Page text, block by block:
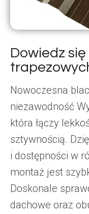
Dowiedz
Nowoczesna
niezawodność
która łączy
sztywnością.
i dostępności w
montaż jest
Doskonale
dachowe oraz